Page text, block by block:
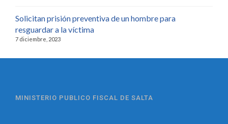
Solicitan prisión preventiva de un hombre para
resguardar a la víctima
7 diciembre, 2023
MINISTERIO PUBLICO FISCAL DE SALTA